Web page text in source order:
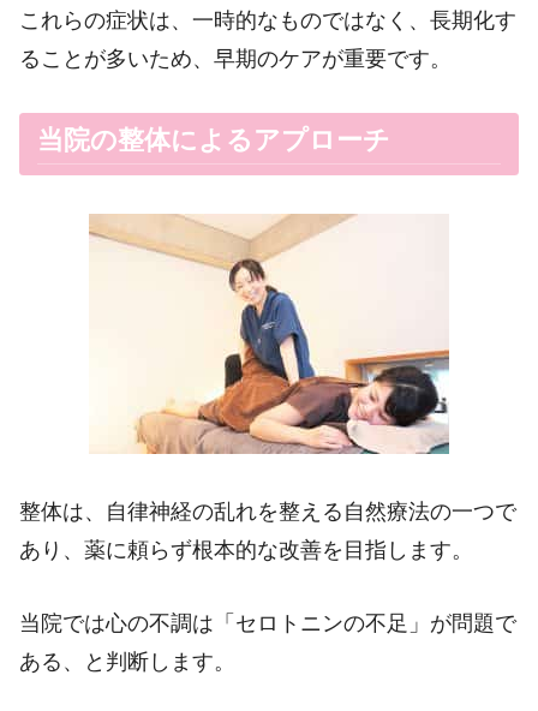
これらの症状は、一時的なものではなく、長期化す
ることが多いため、早期のケアが重要です。
当院の整体によるアプローチ
整体は、自律神経の乱れを整える自然療法の一つで
あり、薬に頼らず根本的な改善を目指します。
当院では心の不調は「セロトニンの不足」が問題で
ある、と判断します。